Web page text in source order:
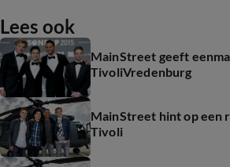
Lees ook
MainStreet geeft
TivoliVredenburg
MainStreet hint op een
Tivoli